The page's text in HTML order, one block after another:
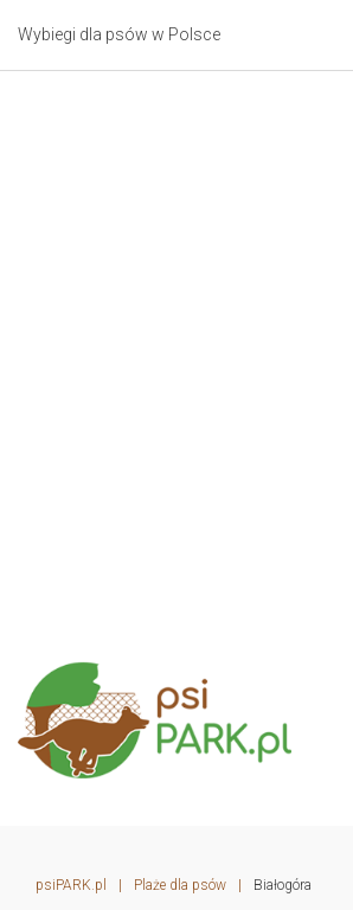
Wybiegi dla psów w Polsce
psiPARK.pl | Plaże dla psów | Białogóra